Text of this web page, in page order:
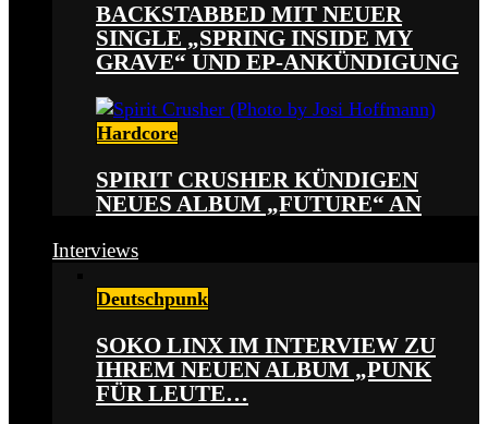
BACKSTABBED MIT NEUER
SINGLE „SPRING INSIDE MY
GRAVE“ UND EP-ANKÜNDIGUNG
Hardcore
SPIRIT CRUSHER KÜNDIGEN
NEUES ALBUM „FUTURE“ AN
Interviews
Deutschpunk
SOKO LINX IM INTERVIEW ZU
IHREM NEUEN ALBUM „PUNK
FÜR LEUTE…